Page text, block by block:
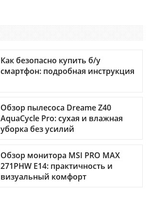
Как безопасно купить б/у
смартфон: подробная инструкция
Обзор пылесоса Dreame Z40
AquaCycle Pro: сухая и влажная
уборка без усилий
Обзор монитора MSI PRO MAX
271PHW E14: практичность и
визуальный комфорт